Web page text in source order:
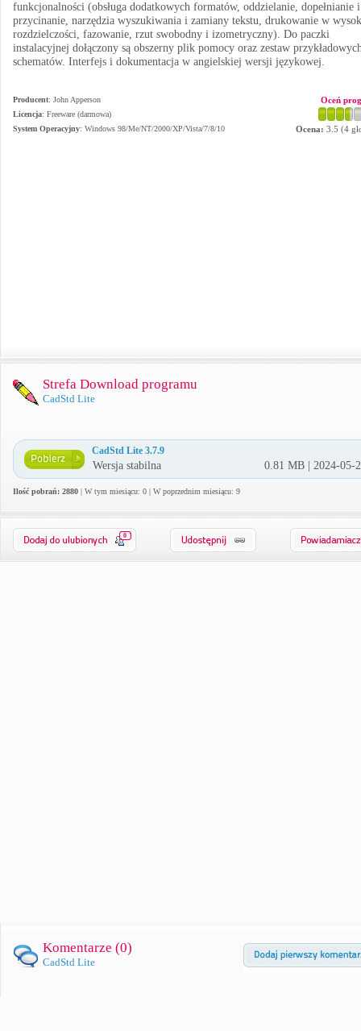
funkcjonalności (obsługa dodatkowych formatów, oddzielanie, dopełnianie i
przycinanie, narzędzia wyszukiwania i zamiany tekstu, drukowanie w
rozdzielczości, fazowanie, rzut swobodny i izometryczny). Do paczki
instalacyjnej dołączony są obszerny plik pomocy oraz zestaw
schematów. Interfejs i dokumentacja w angielskiej wersji językowej.
Producent: John Apperson
Licencja: Freeware (darmowa)
System Operacyjny: Windows 98/Me/NT/2000/XP/Vista/7/8/10
Oceń
Ocena: 3.5 (4
Strefa Download programu
CadStd Lite
CadStd Lite 3.7.9
Wersja stabilna 0.81 MB | 2024-05-
Ilość pobrań: 2880 | W tym miesiącu: 0 | W poprzednim miesiącu: 9
0
Komentarze (0)
CadStd Lite